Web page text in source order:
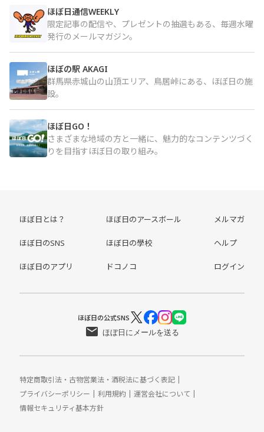
ほぼ日通信WEEKLY
限定記事の配信や、プレゼントの抽選もある、毎週水曜
発行のメールマガジン。
ほぼの駅 AKAGI
群馬県赤城山の山頂エリア、鳥居峠にある、ほぼ日の施
設。
ほぼ日GO！
さまざまな地域の方と一緒に、魅力的なコンテンツづく
りを目指すほぼ日の取り組み。
ほぼ日とは？
ほぼ日のSNS
ほぼ日のアプリ
ほぼ日のアースボール
ほぼ日の學校
ドコノコ
メルマガ
ヘルプ
ログイン
ほぼ日の公式SNS
Xアカウント
FacebookInstagram
ほぼ日にメールを送る
特定商取引法・古物営業法・酒税法に基づく表記
プライバシーポリシー
利用規約
運営会社について
情報セキュリティ基本方針